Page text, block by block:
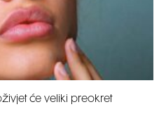
će veliki preokret